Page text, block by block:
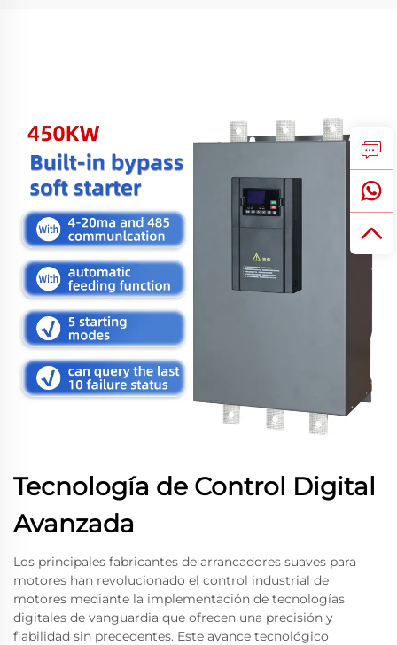
Tecnología de Control Digital
Avanzada
Los principales fabricantes de arrancadores suaves para
motores han revolucionado el control industrial de
motores mediante la implementación de tecnologías
digitales de vanguardia que ofrecen una precisión y
fiabilidad sin precedentes. Este avance tecnológico